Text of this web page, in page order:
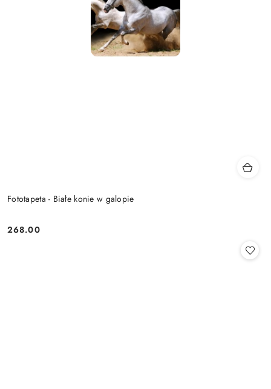
Fototapeta - Białe konie w galopie
Cena:
268.00